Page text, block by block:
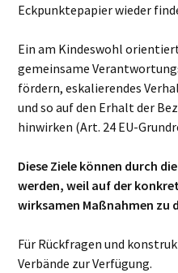
Eckpunktepapier wieder
Ein am Kindeswohl
gemeinsame
fördern, eskalierendes
und so auf den Erhalt der
hinwirken (Art. 24 EU-
Diese Ziele können durch
werden, weil auf der
wirksamen Maßnahmen zu
Für Rückfragen und
Verbände zur Verfügung.